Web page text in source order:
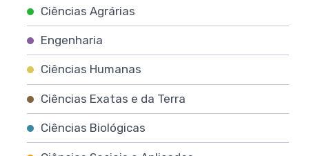
Ciências Agrárias
Engenharia
Ciências Humanas
Ciências Exatas e da Terra
Ciências Biológicas